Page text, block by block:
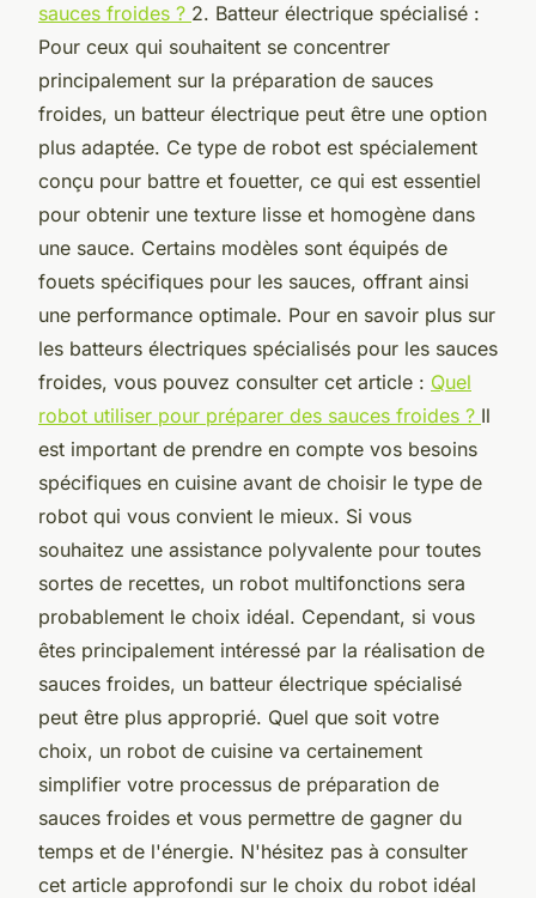
sauces froides ? 2. Batteur électrique spécialisé :
Pour ceux qui souhaitent se concentrer
principalement sur la préparation de sauces
froides, un batteur électrique peut être une option
plus adaptée. Ce type de robot est spécialement
conçu pour battre et fouetter, ce qui est essentiel
pour obtenir une texture lisse et homogène dans
une sauce. Certains modèles sont équipés de
fouets spécifiques pour les sauces, offrant ainsi
une performance optimale. Pour en savoir plus sur
les batteurs électriques spécialisés pour les sauces
froides, vous pouvez consulter cet article : Quel
robot utiliser pour préparer des sauces froides ? Il
est important de prendre en compte vos besoins
spécifiques en cuisine avant de choisir le type de
robot qui vous convient le mieux. Si vous
souhaitez une assistance polyvalente pour toutes
sortes de recettes, un robot multifonctions sera
probablement le choix idéal. Cependant, si vous
êtes principalement intéressé par la réalisation de
sauces froides, un batteur électrique spécialisé
peut être plus approprié. Quel que soit votre
choix, un robot de cuisine va certainement
simplifier votre processus de préparation de
sauces froides et vous permettre de gagner du
temps et de l'énergie. N'hésitez pas à consulter
cet article approfondi sur le choix du robot idéal